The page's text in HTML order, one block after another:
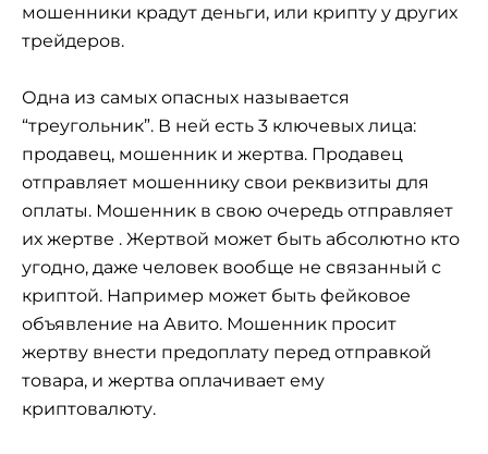
мошенники крадут деньги, или крипту у других
трейдеров.
Одна из самых опасных называется
“треугольник”. В ней есть 3 ключевых лица:
продавец, мошенник и жертва. Продавец
отправляет мошеннику свои реквизиты для
оплаты. Мошенник в свою очередь отправляет
их жертве . Жертвой может быть абсолютно кто
угодно, даже человек вообще не связанный с
криптой. Например может быть фейковое
объявление на Авито. Мошенник просит
жертву внести предоплату перед отправкой
товара, и жертва оплачивает ему
криптовалюту.